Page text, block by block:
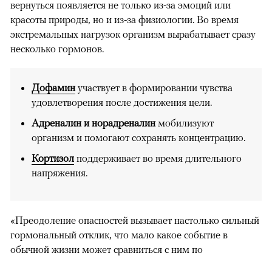
вернуться появляется не только из-за эмоций или
красоты природы, но и из-за физиологии. Во время
экстремальных нагрузок организм вырабатывает сразу
несколько гормонов.
Дофаминучаствует в формировании чувства
удовлетворения после достижения цели.
Адреналин и норадреналинмобилизуют
организм и помогают сохранять концентрацию.
Кортизол поддерживает во время длительного
напряжения.
«Преодоление опасностей вызывает настолько сильный
гормональный отклик, что мало какое событие в
обычной жизни может сравниться с ним по